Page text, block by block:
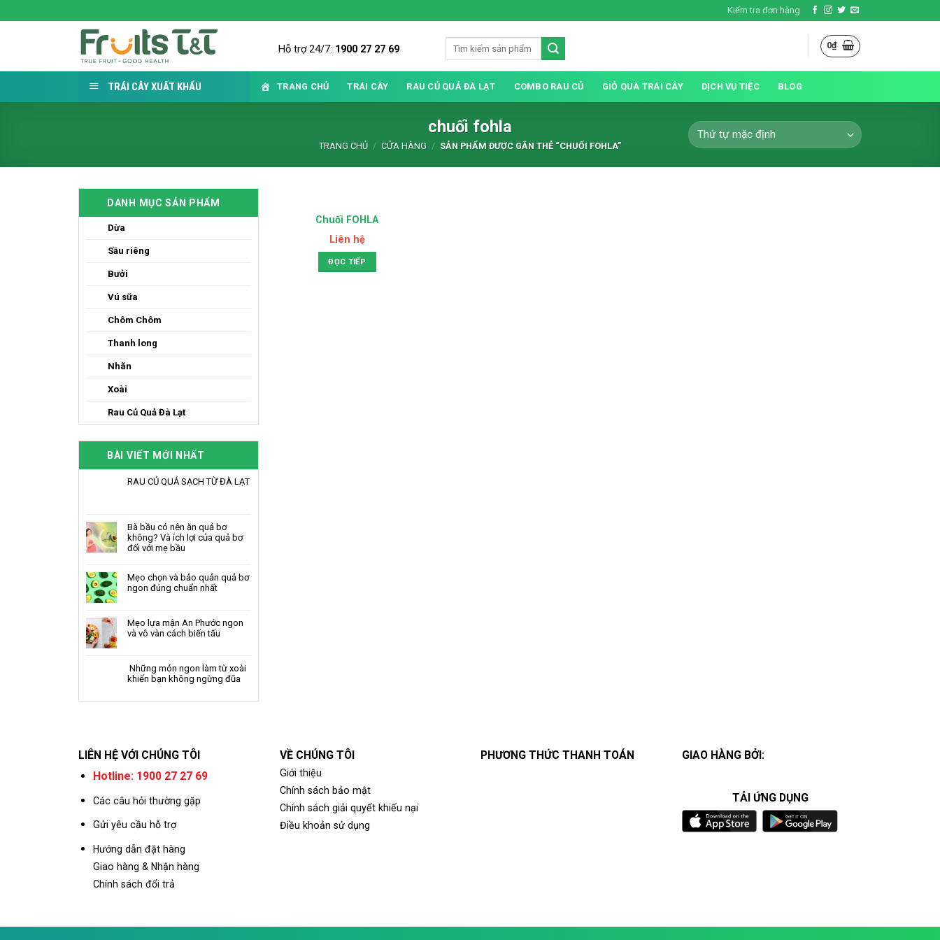
to
Kiểm tra đơn hàng
Hỗ trợ 24/7: 1900 27 27 69 0₫
TRÁI CÂY XUẤT KHẨU TRANG CHỦ TRÁI CÂY RAU CỦ QUẢ ĐÀ LẠT COMBO RAU CỦ GIỎ QUÀ TRÁI CÂY DỊCH VỤ TIỆC BLOG
chuối fohla
TRANG CHỦ / CỬA HÀNG / SẢN PHẨM ĐƯỢC GẮN THẺ “CHUỐI FOHLA”
DANH MỤC SẢN PHẨM
Dừa
Sầu riêng
Bưởi
Vú sữa
Chôm Chôm
Thanh long
Nhãn
Xoài
Rau Củ Quả Đà Lạt
BÀI VIẾT MỚI NHẤT
RAU CỦ QUẢ SẠCH TỪ ĐÀ LẠT
Bà bầu có nên ăn quả bơ
không? Và ích lợi của quả bơ
đối với mẹ bầu
Mẹo chọn và bảo quản quả bơ
ngon đúng chuẩn nhất
Mẹo lựa mận An Phước ngon
và vô vàn cách biến tấu
Những món ngon làm từ xoài
khiến bạn không ngừng đũa
HẾT HÀNG
Chuối FOHLA
Liên hệ
ĐỌC TIẾP
LIÊN HỆ VỚI CHÚNG TÔI
Hotline: 1900 27 27 69
Các câu hỏi thường gặp
Gửi yêu cầu hỗ trợ
Hướng dẫn đặt hàng
Giao hàng & Nhận hàng
Chính sách đổi trả
VỀ CHÚNG TÔI
Giới thiệu
Chính sách bảo mật
Chính sách giải quyết khiếu nại
Điều khoản sử dụng
PHƯƠNG THỨC THANH TOÁN GIAO HÀNG BỞI:
TẢI ỨNG DỤNG